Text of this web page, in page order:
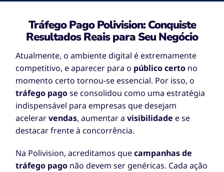
Tráfego Pago Polivision: Conquiste
Resultados Reais para Seu Negócio
Atualmente, o ambiente digital é extremamente
competitivo, e aparecer para o público certo no
momento certo tornou-se essencial. Por isso, o
tráfego pagose consolidou como uma estratégia
indispensável para empresas que desejam
acelerarvendas, aumentar avisibilidade e se
destacar frente à concorrência.
Na Polivision, acreditamos quecampanhas de
tráfego pago não devem ser genéricas. Cada ação